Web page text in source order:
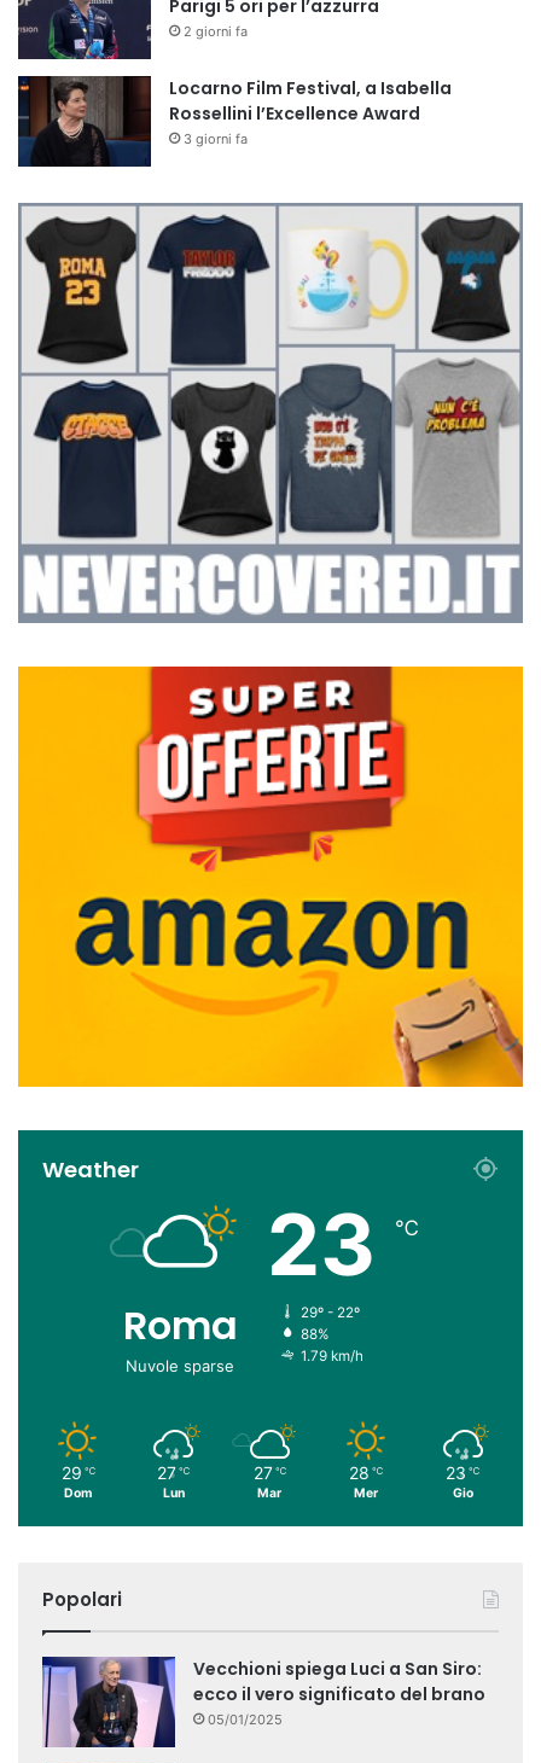
Parigi 5 ori per l’azzurra
2 giorni fa
Locarno Film Festival, a Isabella
Rossellini l’Excellence Award
3 giorni fa
Weather
Roma
Nuvole sparse
23 ℃
29º - 22º
88%
1.79 km/h
29 ℃
Dom
27 ℃
Lun
27 ℃
Mar
28 ℃
Mer
23 ℃
Gio
Popolari
Vecchioni spiega Luci a San Siro:
ecco il vero significato del brano
05/01/2025